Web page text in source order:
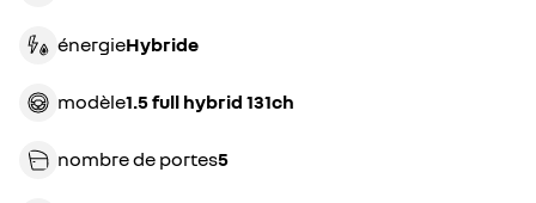
énergie hybride
modèle 1.5 full hybrid 131ch
nombre de portes5